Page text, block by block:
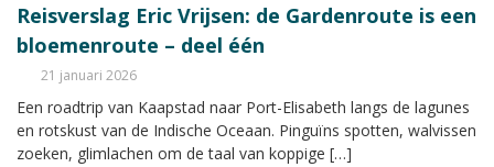
Reisverslag Eric Vrijsen: de Gardenroute is een
bloemenroute – deel één
21 januari 2026
Een roadtrip van Kaapstad naar Port-Elisabeth langs de lagunes
en rotskust van de Indische Oceaan. Pinguïns spotten, walvissen
zoeken, glimlachen om de taal van koppige […]